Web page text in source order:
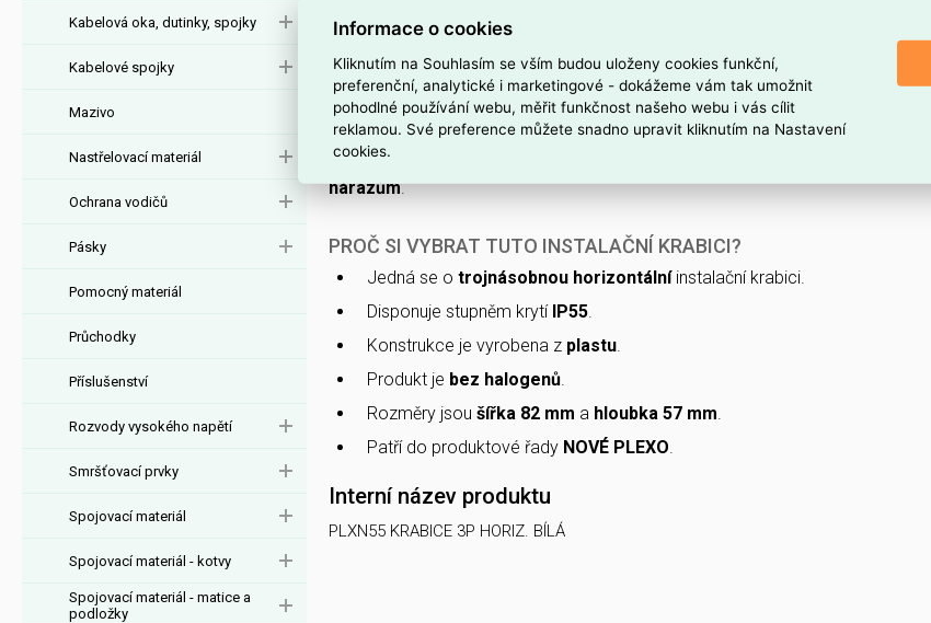
Kabelová oka, dutinky, spojky
Kabelové spojky
Mazivo
Nastřelovací materiál
Ochrana vodičů
Pásky
Pomocný materiál
Průchodky
Příslušenství
Rozvody vysokého napětí
Smršťovací prvky
Spojovací materiál
Spojovací materiál - kotvy
Spojovací materiál - matice a
podložky
termoplastuvbílé (RAL 9003)
Má rozměry226 × 82 × 57 mm(V × Š × H), matný povrch (typ povrchu:
matné) a jebez halogenů, se stupněm krytíIP55.
Lze montovat
nárazům.
PROČ SI VYBRAT TUTO INSTALAČNÍ KRABICI?
Jedná se o trojnásobnou horizontálníinstalační krabici.
Disponuje stupněm krytí IP55.
Konstrukce je vyrobena z plastu.
Produkt je bez halogenů.
Rozměry jsou šířka 82 mm a hloubka 57 mm.
Patří do produktové řady NOVÉ PLEXO.
Interní název produktu
PLXN55 KRABICE 3P HORIZ. BÍLÁ
Informace o cookies
Kliknutím na Souhlasím se vším budou uloženy cookies funkční,
preferenční, analytické i marketingové - dokážeme vám tak umožnit
pohodlné používání webu, měřit funkčnost našeho webu i vás cílit
reklamou. Své preference můžete snadno upravit kliknutím na Nastavení
cookies.